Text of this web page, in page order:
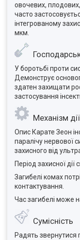
овочевих,
часто
інтегрованому
мкм.
У боротьбі проти
Демонструє
здатен захищати
застосування
Механізм дії
Опис Карате Зеон
паралічу нервової
захисного від
Період захисної
Загибелі комах
контактування.
Час загибелі може
Сумісність
Радять звернутися